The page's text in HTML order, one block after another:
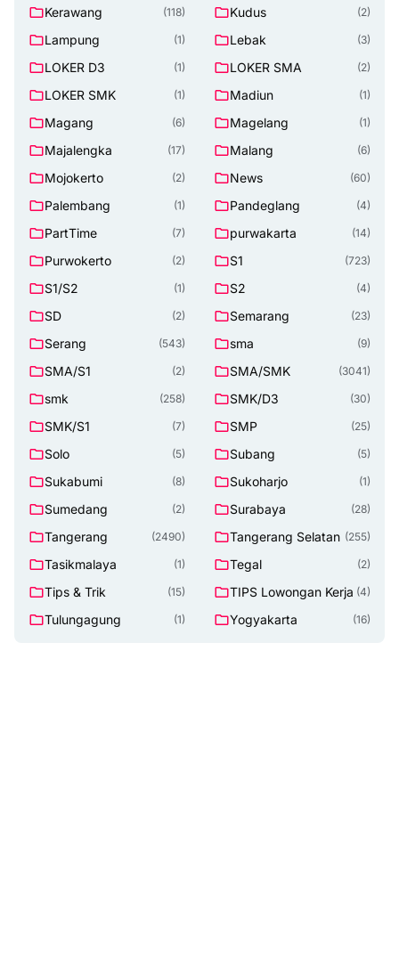
Kerawang (118) Kudus (2)
Lampung (1) Lebak (3)
LOKER D3 (1) LOKER SMA (2)
LOKER SMK (1) Madiun (1)
Magang (6) Magelang (1)
Majalengka (17) Malang (6)
Mojokerto (2) News (60)
Palembang (1) Pandeglang (4)
PartTime (7) purwakarta (14)
Purwokerto (2) S1 (723)
S1/S2 (1) S2 (4)
SD (2) Semarang (23)
Serang (543) sma (9)
SMA/S1 (2) SMA/SMK (3041)
smk (258) SMK/D3 (30)
SMK/S1 (7) SMP (25)
Solo (5) Subang (5)
Sukabumi (8) Sukoharjo (1)
Sumedang (2) Surabaya (28)
Tangerang (2490) Tangerang Selatan (255)
Tasikmalaya (1) Tegal (2)
Tips & Trik (15) TIPS Lowongan Kerja (4)
Tulungagung (1) Yogyakarta (16)